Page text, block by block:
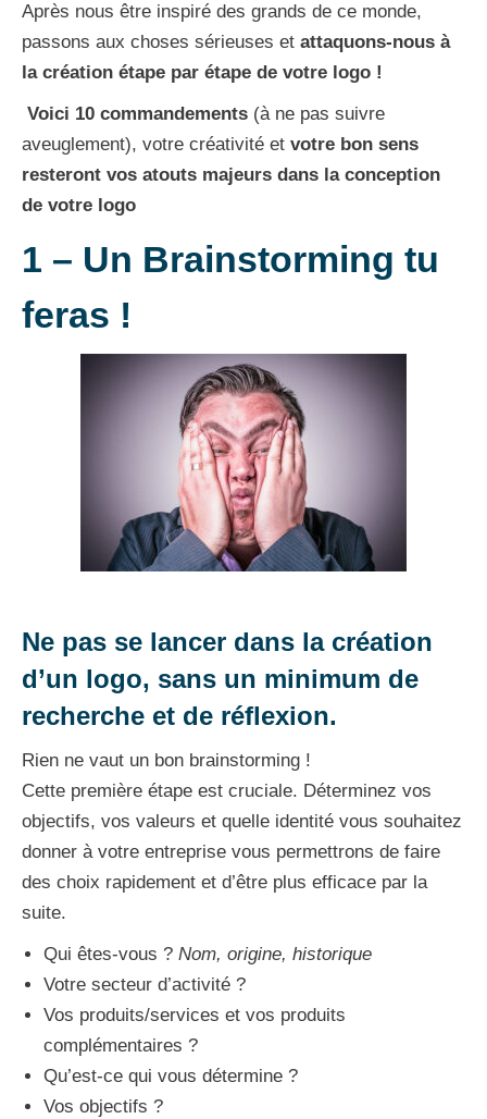
Après nous être inspiré des grands de ce monde,
passons aux choses sérieuses et attaquons-nous à
la création étape par étape de votre logo !
Voici 10 commandements (à ne pas suivre
aveuglement), votre créativité et votre bon sens
resteront vos atouts majeurs dans la conception
de votre logo
1 – Un Brainstorming tu
feras !
Ne pas se lancer dans la création
d’un logo, sans un minimum de
recherche et de réflexion.
Rien ne vaut un bon brainstorming !
Cette première étape est cruciale. Déterminez vos
objectifs, vos valeurs et quelle identité vous souhaitez
donner à votre entreprise vous permettrons de faire
des choix rapidement et d’être plus efficace par la
suite.
Qui êtes-vous ? Nom, origine, historique
Votre secteur d’activité ?
Vos produits/services et vos produits
complémentaires ?
Qu’est-ce qui vous détermine ?
Vos objectifs ?